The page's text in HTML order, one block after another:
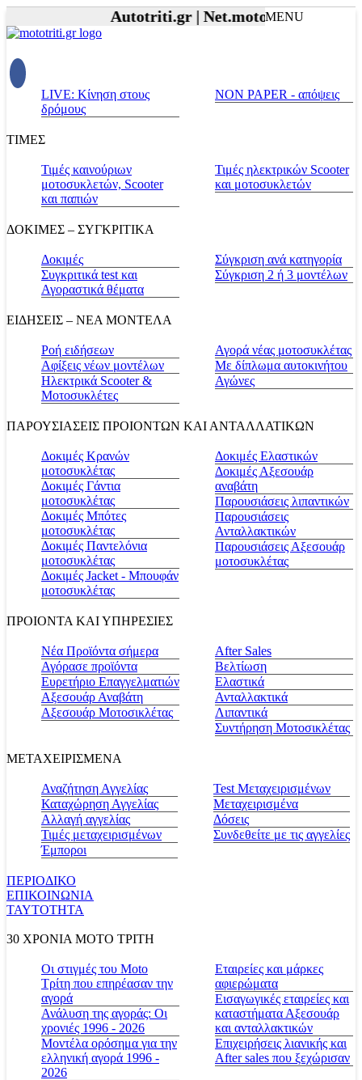
Autotriti.gr |Net.mototriti.gr |
MENU
LIVE: Κίνηση στους
δρόμους
NON PAPER - απόψεις
ΤΙΜΕΣ
Τιμές καινούριων
μοτοσυκλετών, Scooter
και παπιών
Τιμές ηλεκτρικών Scooter
και μοτοσυκλετών
ΔΟΚΙΜΕΣ – ΣΥΓΚΡΙΤΙΚΑ
Δοκιμές
Συγκριτικά test και
Αγοραστικά θέματα
Σύγκριση ανά κατηγορία
Σύγκριση 2 ή 3 μοντέλων
ΕΙΔΗΣΕΙΣ – ΝΕΑ ΜΟΝΤΕΛΑ
Ροή ειδήσεων
Αφίξεις νέων μοντέλων
Ηλεκτρικά Scooter &
Μοτοσυκλέτες
Αγορά νέας μοτοσυκλέτας
Με δίπλωμα αυτοκινήτου
Αγώνες
ΠΑΡΟΥΣΙΑΣΕΙΣ ΠΡΟΙΟΝΤΩΝ ΚΑΙ ΑΝΤΑΛΛΑΤΙΚΩΝ
Δοκιμές Κρανών
μοτοσυκλέτας
Δοκιμές Γάντια
μοτοσυκλέτας
Δοκιμές Μπότες
μοτοσυκλέτας
Δοκιμές Παντελόνια
μοτοσυκλέτας
Δοκιμές Jacket - Μπουφάν
μοτοσυκλέτας
Δοκιμές Ελαστικών
Δοκιμές Αξεσουάρ
αναβάτη
Παρουσιάσεις λιπαντικών
Παρουσιάσεις
Ανταλλακτικών
Παρουσιάσεις Αξεσουάρ
μοτοσυκλέτας
ΠΡΟΙΟΝΤΑ ΚΑΙ ΥΠΗΡΕΣΙΕΣ
Νέα Προϊόντα σήμερα
Αγόρασε προϊόντα
Ευρετήριο Επαγγελματιών
Αξεσουάρ Αναβάτη
Αξεσουάρ Μοτοσικλέτας
Αfter Sales
Βελτίωση
Ελαστικά
Ανταλλακτικά
Λιπαντικά
Συντήρηση Μοτοσικλέτας
ΜΕΤΑΧΕΙΡΙΣΜΕΝΑ
Αναζήτηση Αγγελίας
Καταχώρηση Αγγελίας
Αλλαγή αγγελίας
Τιμές μεταχειρισμένων
Έμποροι
Test Μεταχειρισμένων
Μεταχειρισμένα
Δόσεις
Συνδεθείτε με τις αγγελίες
ΠΕΡΙΟΔΙΚΟ
ΕΠΙΚΟΙΝΩΝΙΑ
ΤΑΥΤΟΤΗΤΑ
30 ΧΡΟΝΙΑ MOTO ΤΡΙΤΗ
Οι στιγμές του Moto
Τρίτη που επηρέασαν την
αγορά
Ανάλυση της αγοράς: Οι
χρονιές 1996 - 2026
Μοντέλα ορόσημα για την
ελληνική αγορά 1996 -
2026
Εταιρείες και μάρκες
αφιερώματα
Εισαγωγικές εταιρείες και
καταστήματα Αξεσουάρ
και ανταλλακτικών
Επιχειρήσεις λιανικής και
After sales που ξεχώρισαν